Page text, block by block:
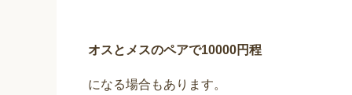
オスとメスのペアで10000円程
になる場合もあります。